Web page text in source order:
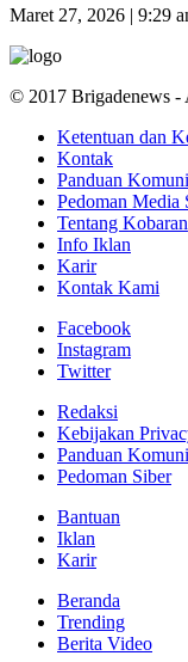
Maret 27, 2026 | 9:29
© 2017 Brigadenews -
Ketentuan dan
Kontak
Panduan
Pedoman Media
Tentang Kobaran
Info Iklan
Karir
Kontak Kami
Facebook
Instagram
Twitter
Redaksi
Kebijakan
Panduan
Pedoman Siber
Bantuan
Iklan
Karir
Beranda
Trending
Berita Video